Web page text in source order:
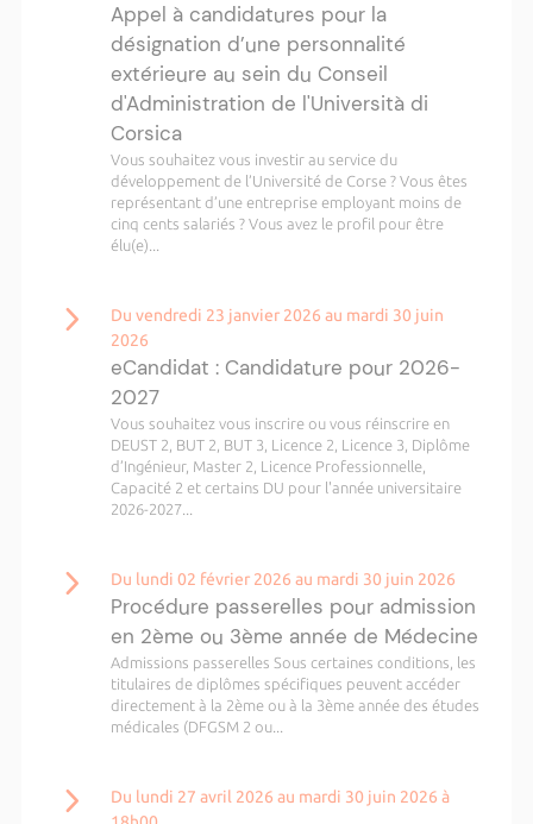
Appel à candidatures pour la
désignation d’une personnalité
extérieure au sein du Conseil
d'Administration de l'Università di
Corsica
Vous souhaitez vous investir au service du
développement de l’Université de Corse ? Vous êtes
représentant d’une entreprise employant moins de
cinq cents salariés ? Vous avez le profil pour être
élu(e)...
Du vendredi 23 janvier 2026 au mardi 30 juin
2026
eCandidat : Candidature pour 2026-
2027
Vous souhaitez vous inscrire ou vous réinscrire en
DEUST 2, BUT 2, BUT 3, Licence 2, Licence 3, Diplôme
d’Ingénieur, Master 2, Licence Professionnelle,
Capacité 2 et certains DU pour l'année universitaire
2026-2027...
Du lundi 02 février 2026 au mardi 30 juin 2026
Procédure passerelles pour admission
en 2ème ou 3ème année de Médecine
Admissions passerelles Sous certaines conditions, les
titulaires de diplômes spécifiques peuvent accéder
directement à la 2ème ou à la 3ème année des études
médicales (DFGSM 2 ou...
Du lundi 27 avril 2026 au mardi 30 juin 2026 à